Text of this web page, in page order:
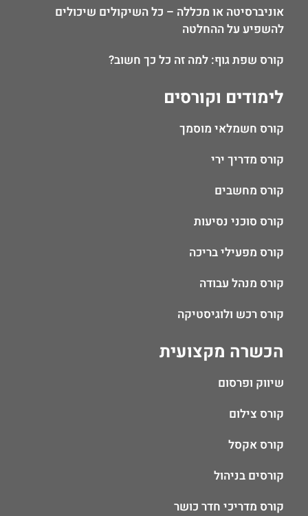
הכשרה מקצועית
שיווק ופרסום
קורס צילום
קורס אקסל
קורסים בניהול
קורס מדריכי חדר כושר
לימודים וקורסים
קורס חשמלאי מוסמך
קורס מדריך ירי
קורס מחשבים
קורס סוכני נסיעות
קורס מפעילי בריכה
קורס מנהל עבודה
קורס רכש ולוגיסטיקה
אוניברסיטה או מכללה – כל השיקולים שיכולים
להשפיע על ההחלטה
קורס שפת גוף: למה זה כל כך חשוב?